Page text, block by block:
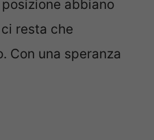
abbiano
resta che
Con una speranza